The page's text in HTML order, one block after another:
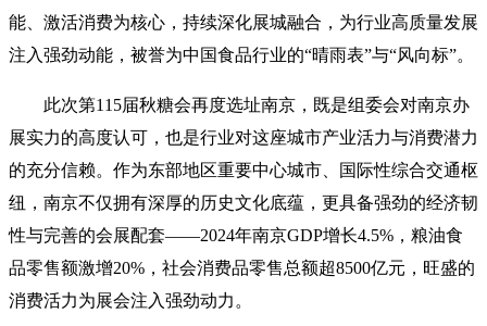
能、激活消费为核心，持续深化展城融合，为行业高质量发展
注入强劲动能，被誉为中国食品行业的“晴雨表”与“风向标”。
此次第115届秋糖会再度选址南京，既是组委会对南京办
展实力的高度认可，也是行业对这座城市产业活力与消费潜力
的充分信赖。作为东部地区重要中心城市、国际性综合交通枢
纽，南京不仅拥有深厚的历史文化底蕴，更具备强劲的经济韧
性与完善的会展配套——2024年南京GDP增长4.5%，粮油食
品零售额激增20%，社会消费品零售总额超8500亿元，旺盛的
消费活力为展会注入强劲动力。